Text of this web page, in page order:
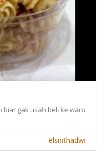
gak usah beli ke warung
elsinthadwi